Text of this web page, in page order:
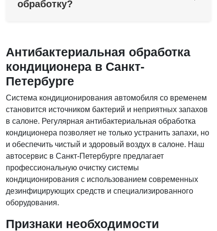
обработку?
Антибактериальная обработка
кондиционера в Санкт-
Петербурге
Система кондиционирования автомобиля со временем
становится источником бактерий и неприятных запахов
в салоне. Регулярная антибактериальная обработка
кондиционера позволяет не только устранить запахи, но
и обеспечить чистый и здоровый воздух в салоне. Наш
автосервис в Санкт-Петербурге предлагает
профессиональную очистку системы
кондиционирования с использованием современных
дезинфицирующих средств и специализированного
оборудования.
Признаки необходимости